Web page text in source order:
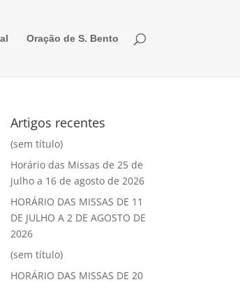
Oração de S. Bento
Artigos recentes
(sem título)
Horário das Missas de 25 de
julho a 16 de agosto de 2026
HORÁRIO DAS MISSAS DE 11
DE JULHO A 2 DE AGOSTO DE
2026
(sem título)
HORÁRIO DAS MISSAS DE 20